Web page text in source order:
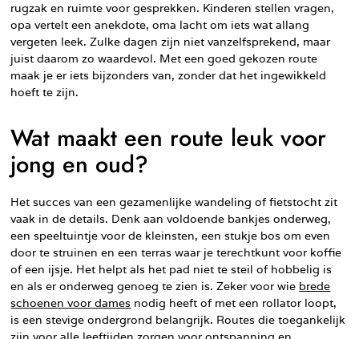
rugzak en ruimte voor gesprekken. Kinderen stellen vragen,
opa vertelt een anekdote, oma lacht om iets wat allang
vergeten leek. Zulke dagen zijn niet vanzelfsprekend, maar
juist daarom zo waardevol. Met een goed gekozen route
maak je er iets bijzonders van, zonder dat het ingewikkeld
hoeft te zijn.
Wat maakt een route leuk voor
jong en oud?
Het succes van een gezamenlijke wandeling of fietstocht zit
vaak in de details. Denk aan voldoende bankjes onderweg,
een speeltuintje voor de kleinsten, een stukje bos om even
door te struinen en een terras waar je terechtkunt voor koffie
of een ijsje. Het helpt als het pad niet te steil of hobbelig is
en als er onderweg genoeg te zien is. Zeker voor wie brede
schoenen voor dames nodig heeft of met een rollator loopt,
is een stevige ondergrond belangrijk. Routes die toegankelijk